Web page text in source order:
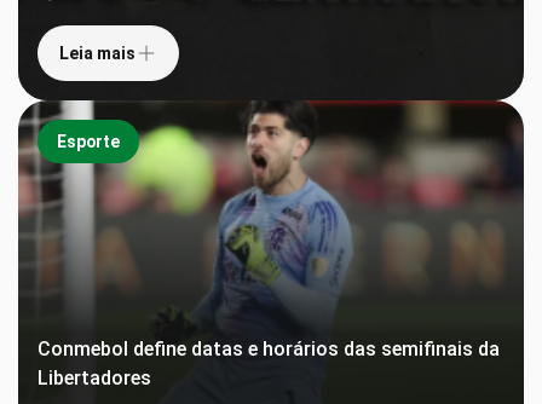
Leia mais
Esporte
Conmebol define datas e horários das semifinais da
Libertadores